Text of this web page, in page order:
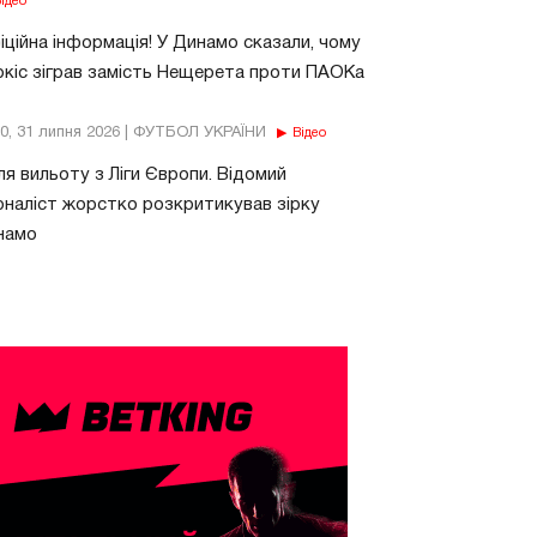
інформація! У Динамо сказали, чому
зіграв замість Нещерета проти ПАОКа
31 липня 2026 | ФУТБОЛ УКРАЇНИ Відео
вильоту з Ліги Європи. Відомий
жорстко розкритикував зірку